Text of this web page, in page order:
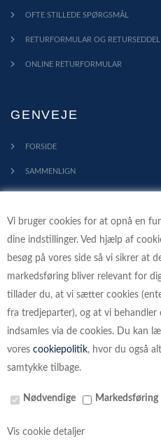
Vi bruger cookies for at opnå en
dine indstillinger. Ved hjælp af
besøg på vores side så vi sikrer at
markedsføring bliver relevant for
tillader du, at vi sætter cookies
fra tredjeparter), og at vi behandler
indsamles via de cookies. Du kan
vores cookiepolitik, hvor du også
samtykke tilbage.
Nødvendige Markedsføring
Vis cookie detaljer
OFTE STILLEDE SPØRGSMÅL
RETURFORMULAR OG RETURSEDDEL
ONLINE RETURFORMULAR
GENVEJE
FORSIDE
SAMMENLIGN
PROFIL
HANDELSBETINGELSER
FORTRYDELSESRET
KLIMA - VI PLANTER TRÆER
BETALINGSKORT